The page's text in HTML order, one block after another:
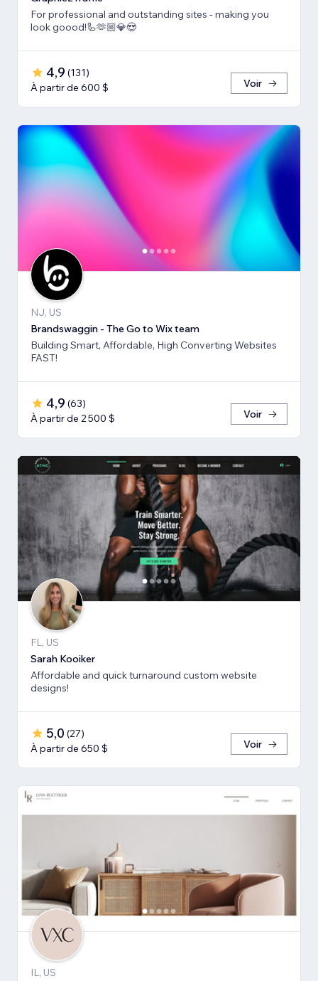
For professional and outstanding sites - making you
look goood!🦾🫶🏼💎😍
4,9 (131)
À partir de 600 $
Voir
NJ, US
Brandswaggin - The Go to Wix team
Building Smart, Affordable, High Converting Websites
FAST!
4,9 (63)
À partir de 2 500 $
Voir
FL, US
Sarah Kooiker
Affordable and quick turnaround custom website
designs!
5,0 (27)
À partir de 650 $
Voir
IL, US